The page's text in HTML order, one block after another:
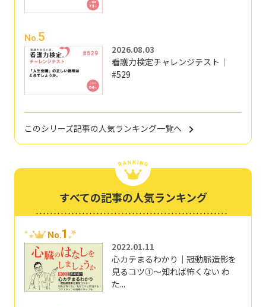
No.5
2026.08.03
看護力検定チャレンジテスト｜
#529
このシリーズ記事の人気ランキング一覧へ
すべての記事の人気ランキング
No.1
2022.01.11
心カテまるわかり｜冠動脈造影を
見るコツ①～知れば怖くない わ
た...